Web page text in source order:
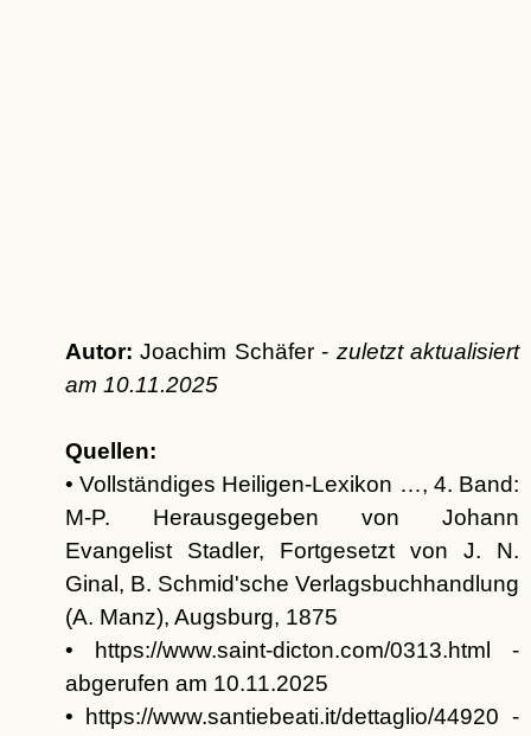
Autor: Joachim Schäfer - zuletzt aktualisiert
am 10.11.2025
Quellen:
• Vollständiges Heiligen-Lexikon …, 4. Band:
M-P. Herausgegeben von Johann
Evangelist Stadler, Fortgesetzt von J. N.
Ginal, B. Schmid'sche Verlagsbuchhandlung
(A. Manz), Augsburg, 1875
• https://www.saint-dicton.com/0313.html -
abgerufen am 10.11.2025
• https://www.santiebeati.it/dettaglio/44920 -